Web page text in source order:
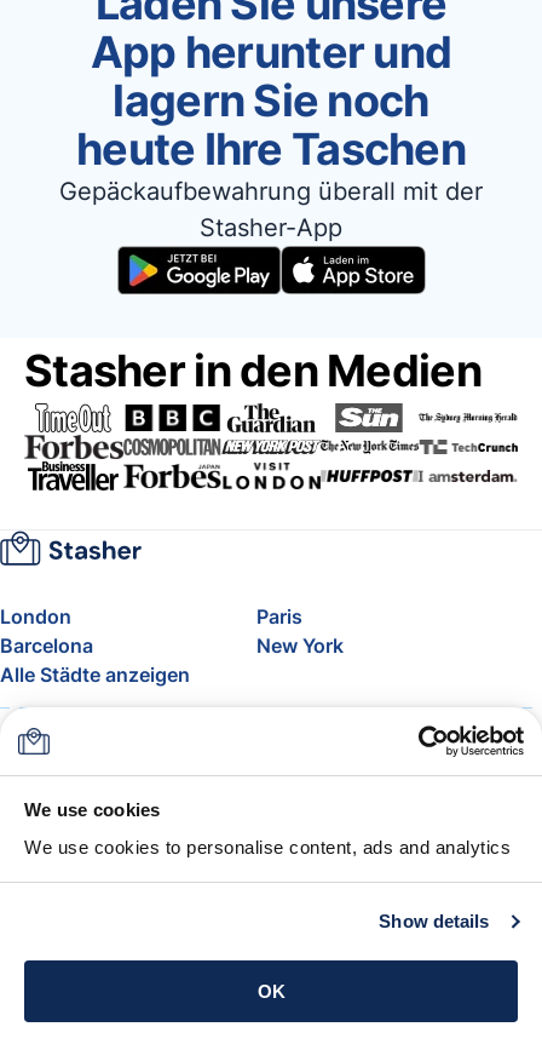
We use cookies
We use cookies to personalise content, ads and analytics
Show details
OK
App herunter und
lagern Sie noch
heute Ihre Taschen
Gepäckaufbewahrung überall mit der
Stasher-App
Stasher in den Medien
London
Paris
Barcelona
New York
Alle Städte anzeigen
Über uns
FAQ
Support
Blog
Freigepäck bei Airlines
Die Stasher-Garantie
AGB
App holen